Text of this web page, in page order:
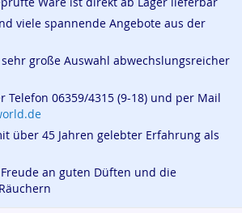
viele spannende Angebote aus der
große Auswahl abwechslungsreicher
Telefon 06359/4315 (9-18) und per Mail
über 45 Jahren gelebter Erfahrung als
an guten Düften und die